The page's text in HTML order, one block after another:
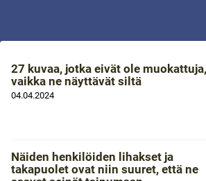
27 kuvaa, jotka eivät ole muokattuja,
vaikka ne näyttävät siltä
04.04.2024
Näiden henkilöiden lihakset ja
takapuolet ovat niin suuret, että ne